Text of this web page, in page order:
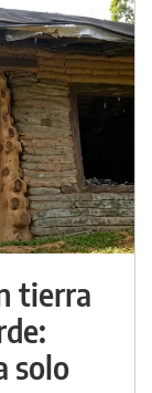
tierra
solo